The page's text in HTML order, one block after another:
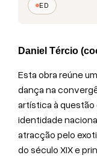
ED
Daniel Tércio
Esta obra reúne
dança na
artística à questão
identidade
atracção pelo
do século XIX e